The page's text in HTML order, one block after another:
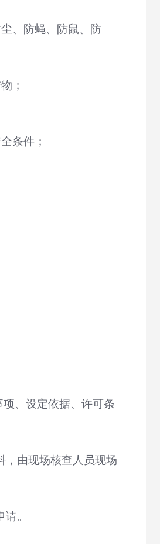
、防蝇、防鼠、防
；
条件；
、设定依据、许可条
，由现场核查人员现场
。